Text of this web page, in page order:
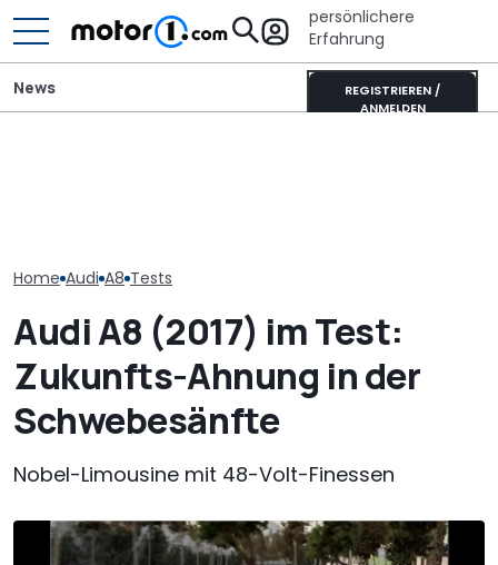
persönlichere
Erfahrung
REGISTRIEREN /
ANMELDEN
News
Home Audi A8 Tests
Audi A8 (2017) im Test:
Zukunfts-Ahnung in der
Schwebesänfte
Nobel-Limousine mit 48-Volt-Finessen